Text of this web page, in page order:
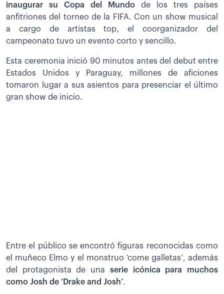
inaugurar su Copa del Mundo de los tres países
anfitriones del torneo de la FIFA. Con un show musical
a cargo de artistas top, el coorganizador del
campeonato tuvo un evento corto y sencillo.
Esta ceremonia inició 90 minutos antes del debut entre
Estados Unidos y Paraguay, millones de aficiones
tomaron lugar a sus asientos para presenciar el último
gran show de inicio.
Entre el público se encontró figuras reconocidas como
el muñeco Elmo y el monstruo ‘come galletas’, además
del protagonista de una serie icónica para muchos
como Josh de ‘Drake and Josh’.